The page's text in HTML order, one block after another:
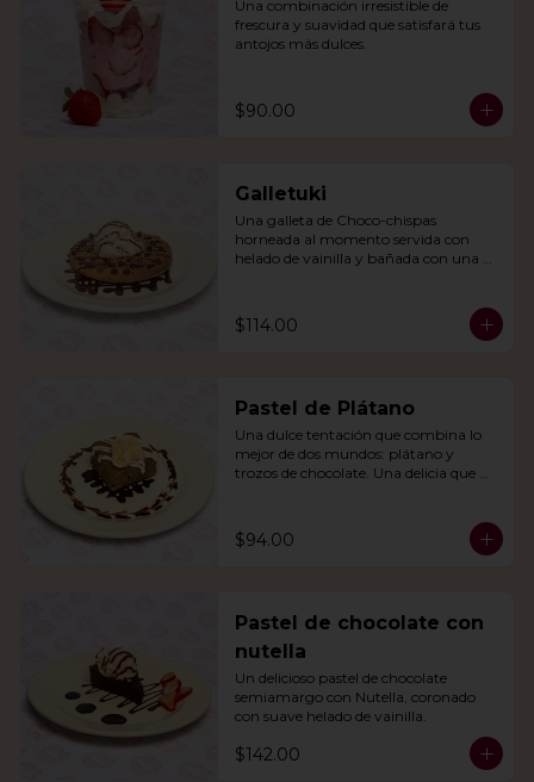
Una combinación irresistible de
frescura y suavidad que satisfará tus
antojos más dulces.
$90.00
Galletuki
Una galleta de Choco-chispas
horneada al momento servida con
helado de vainilla y bañada con una
$114.00
Pastel de Plátano
Una dulce tentación que combina lo
mejor de dos mundos: plátano y
trozos de chocolate. Una delicia que
$94.00
Pastel de chocolate con
nutella
Un delicioso pastel de chocolate
semiamargo con Nutella, coronado
con suave helado de vainilla.
$142.00